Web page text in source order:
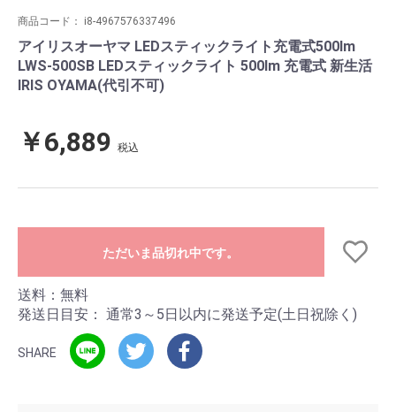
商品コード： i8-4967576337496
アイリスオーヤマ LEDスティックライト充電式500lm
LWS-500SB LEDスティックライト 500lm 充電式 新生活
IRIS OYAMA(代引不可)
￥6,889 税込
ただいま品切れ中です。
送料：無料
発送日目安： 通常3～5日以内に発送予定(土日祝除く)
SHARE